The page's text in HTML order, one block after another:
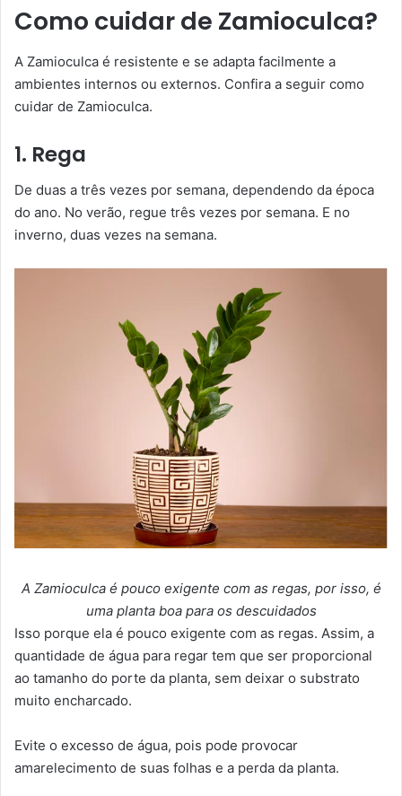
Como cuidar de Zamioculca?
A Zamioculca é resistente e se adapta facilmente a
ambientes internos ou externos. Confira a seguir como
cuidar de Zamioculca.
1. Rega
De duas a três vezes por semana, dependendo da época
do ano. No verão, regue três vezes por semana. E no
inverno, duas vezes na semana.
A Zamioculca é pouco exigente com as regas, por isso, é
uma planta boa para os descuidados
Isso porque ela é pouco exigente com as regas. Assim, a
quantidade de água para regar tem que ser proporcional
ao tamanho do porte da planta, sem deixar o substrato
muito encharcado.
Evite o excesso de água, pois pode provocar
amarelecimento de suas folhas e a perda da planta.